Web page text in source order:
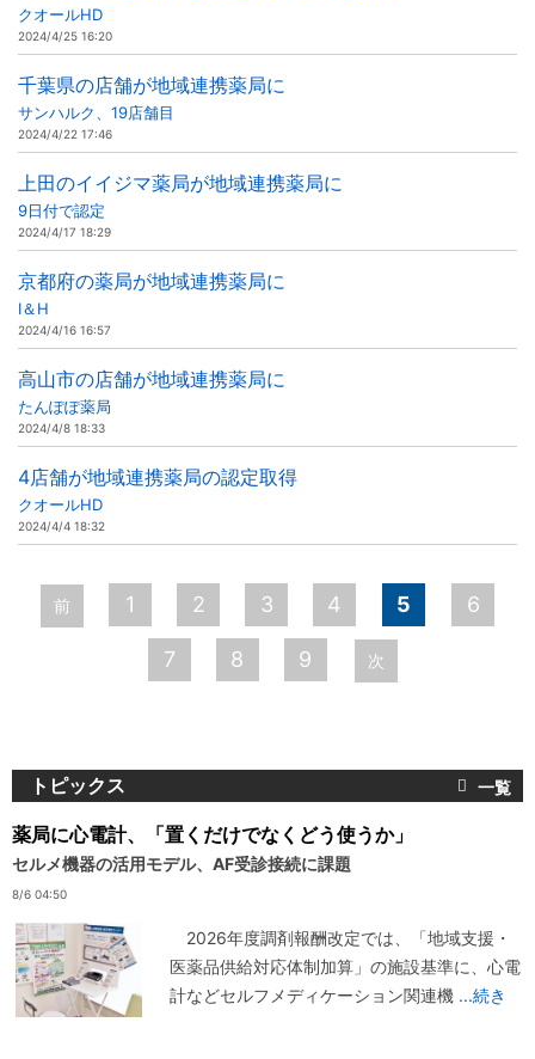
クオールHD
2024/4/25 16:20
千葉県の店舗が地域連携薬局に
サンハルク、19店舗目
2024/4/22 17:46
上田のイイジマ薬局が地域連携薬局に
9日付で認定
2024/4/17 18:29
京都府の薬局が地域連携薬局に
I＆H
2024/4/16 16:57
高山市の店舗が地域連携薬局に
たんぽぽ薬局
2024/4/8 18:33
4店舗が地域連携薬局の認定取得
クオールHD
2024/4/4 18:32
ペ
ー
前 1 2 3 4 5 6
7 8 9 次
トピックス
薬局に心電計、「置くだけでなくどう使うか」
セルメ機器の活用モデル、AF受診接続に課題
8/6 04:50
2026年度調剤報酬改定では、「地域支援・
医薬品供給対応体制加算」の施設基準に、心電
計などセルフメディケーション関連機 ...続き